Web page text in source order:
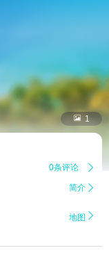
 1
0条评论 
简介 
地图 